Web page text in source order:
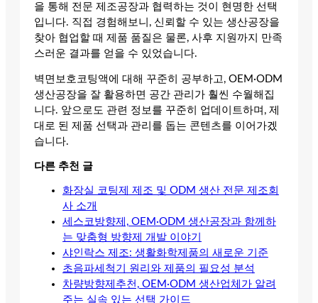
을 통해 전문 제조공장과 협력하는 것이 현명한 선택
입니다. 직접 경험해보니, 신뢰할 수 있는 생산공장을
찾아 협업할 때 제품 품질은 물론, 사후 지원까지 만족
스러운 결과를 얻을 수 있었습니다.
벽면보호코팅액에 대해 꾸준히 공부하고, OEM·ODM
생산공장을 잘 활용하면 공간 관리가 훨씬 수월해집
니다. 앞으로도 관련 정보를 꾸준히 업데이트하며, 제
대로 된 제품 선택과 관리를 돕는 콘텐츠를 이어가겠
습니다.
다른 추천 글
화장실 코팅제 제조 및 ODM 생산 전문 제조회
사 소개
세스코방향제, OEM·ODM 생산공장과 함께하
는 맞춤형 방향제 개발 이야기
샤인락스 제조: 생활화학제품의 새로운 기준
초음파세척기 원리와 제품의 필요성 분석
차량방향제추천, OEM·ODM 생산업체가 알려
주는 실속 있는 선택 가이드